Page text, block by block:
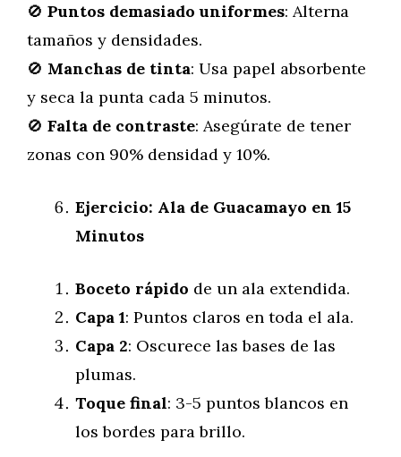
🚫 Puntos demasiado uniformes: Alterna
tamaños y densidades.
🚫 Manchas de tinta: Usa papel absorbente
y seca la punta cada 5 minutos.
🚫 Falta de contraste: Asegúrate de tener
zonas con 90% densidad y 10%.
Ejercicio: Ala de Guacamayo en 15
Minutos
Boceto rápido de un ala extendida.
Capa 1: Puntos claros en toda el ala.
Capa 2: Oscurece las bases de las
plumas.
Toque final: 3-5 puntos blancos en
los bordes para brillo.